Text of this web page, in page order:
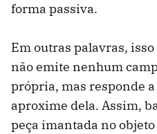
forma passiva.
Em outras palavras,
não emite nenhum
própria, mas responde
aproxime dela. Assim,
peça imantada no